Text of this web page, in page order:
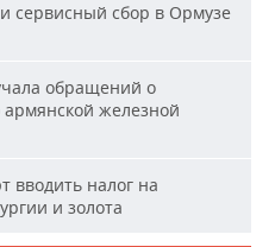
сервисный сбор в Ормузе
обращений о
железной
вводить налог на
и золота